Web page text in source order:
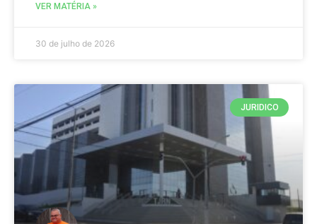
VER MATÉRIA »
30 de julho de 2026
JURIDICO